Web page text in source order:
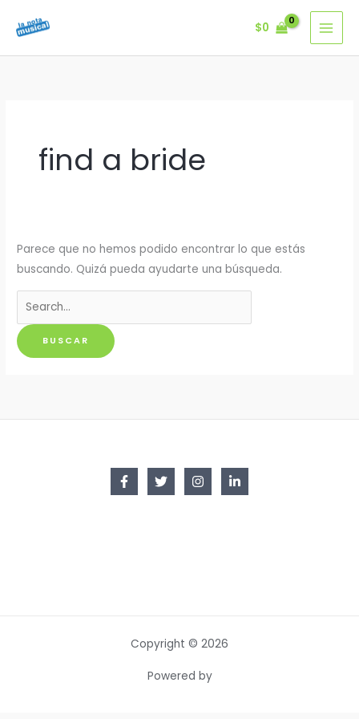
$0
find a bride
Parece que no hemos podido encontrar lo que estás
buscando. Quizá pueda ayudarte una búsqueda.
Buscar
por:
Copyright © 2026
Powered by